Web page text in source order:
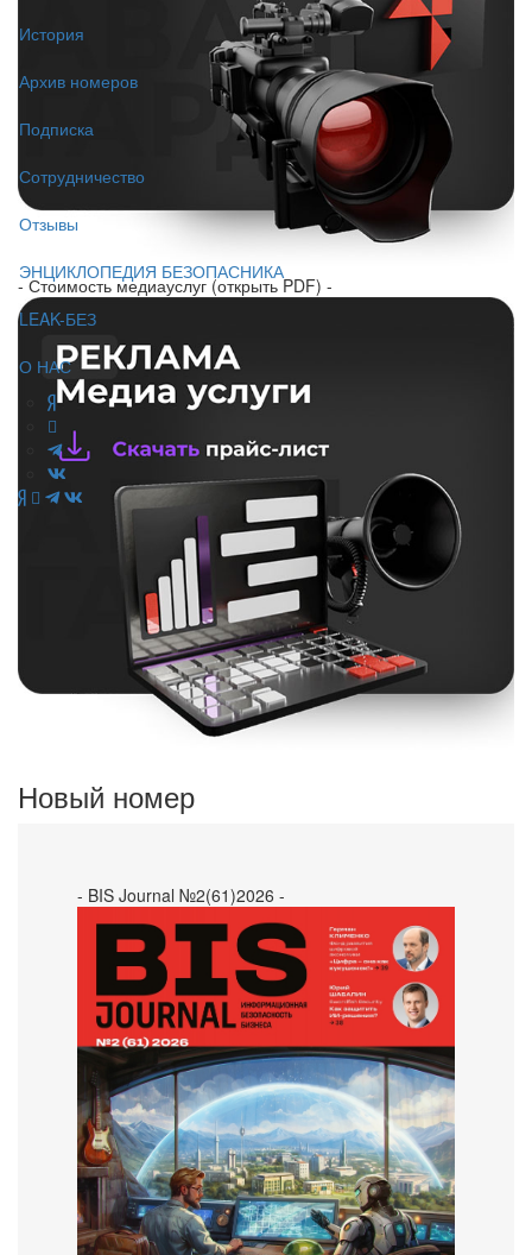
История
Архив номеров
Подписка
Сотрудничество
Отзывы
ЭНЦИКЛОПЕДИЯ БЕЗОПАСНИКА
LEAK-БЕЗ
О НАС
- Стоимость медиауслуг (открыть PDF) -
Новый номер
- BIS Journal №2(61)2026 -